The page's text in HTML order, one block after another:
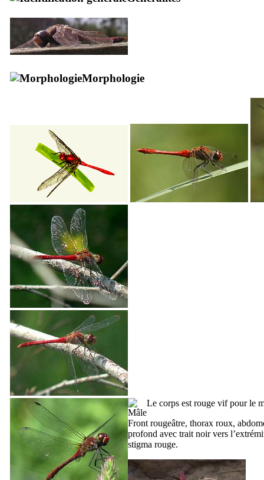
Morphologie
Le corps est rouge vif pour le
Front rougeâtre, thorax roux,
profond avec trait noir vers
stigma rouge.